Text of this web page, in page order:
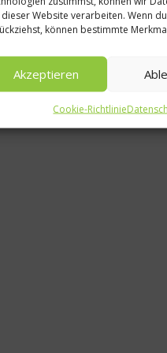
dieser Website verarbeiten. Wenn
können bestimmte
Akzeptieren
Cookie-Richtlinie